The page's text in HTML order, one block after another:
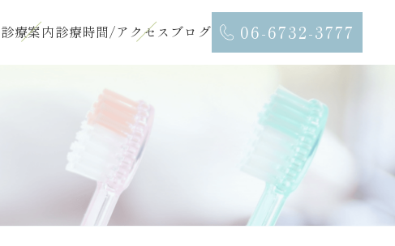
診療案内診療時間/アクセス ブログ 06-6732-3777